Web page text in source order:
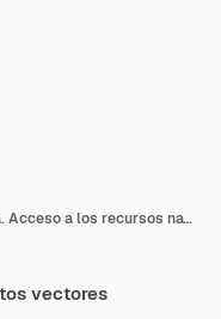
Desarrollo de estrategia ecológica. Acceso a los recursos naturales. Personajes de dibujos animados de ecologistas. Escudo ecológico, protección del medio ambiente, rescate mundial.
vectores